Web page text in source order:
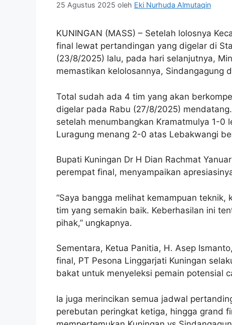
25 Agustus 2025 oleh Eki Nurhuda Almutaqin
KUNINGAN (MASS) – Setelah lolosnya
final lewat pertandingan yang digelar di
(23/8/2025) lalu, pada hari selanjutnya,
memastikan kelolosannya, Sindangagung
Total sudah ada 4 tim yang akan
digelar pada Rabu (27/8/2025)
setelah menumbangkan Kramatmulya 1-0
Luragung menang 2-0 atas Lebakwangi
Bupati Kuningan Dr H Dian Rachmat
perempat final, menyampaikan
“Saya bangga melihat kemampuan
tim yang semakin baik. Keberhasilan ini
pihak,” ungkapnya.
Sementara, Ketua Panitia, H. Asep
final, PT Pesona Linggarjati Kuningan
bakat untuk menyeleksi pemain potensial
Ia juga merincikan semua jadwal
perebutan peringkat ketiga, hingga grand